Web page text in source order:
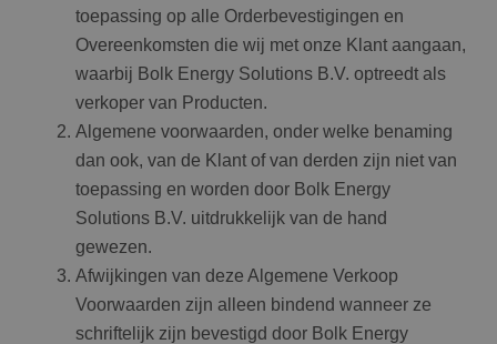
toepassing op alle Orderbevestigingen en
Overeenkomsten die wij met onze Klant aangaan,
waarbij Bolk Energy Solutions B.V. optreedt als
verkoper van Producten.
Algemene voorwaarden, onder welke benaming
dan ook, van de Klant of van derden zijn niet van
toepassing en worden door Bolk Energy
Solutions B.V. uitdrukkelijk van de hand
gewezen.
Afwijkingen van deze Algemene Verkoop
Voorwaarden zijn alleen bindend wanneer ze
schriftelijk zijn bevestigd door Bolk Energy